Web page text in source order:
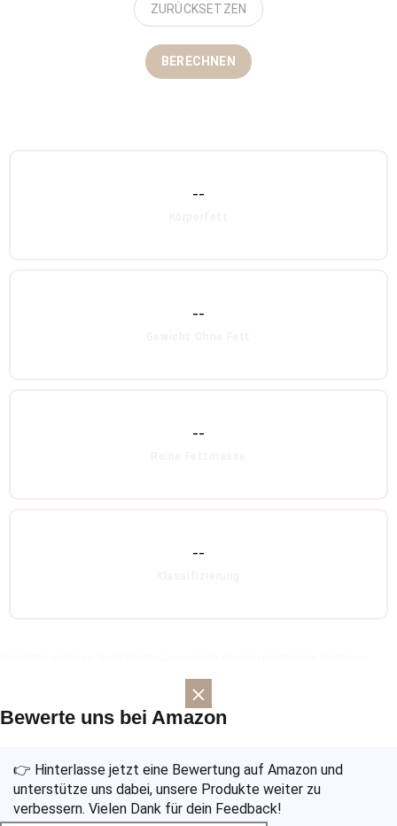
ZURÜCKSETZEN
BERECHNEN
--
--
--
--
Bewerte uns bei Amazon
👉 Hinterlasse jetzt eine Bewertung auf Amazon und
unterstütze uns dabei, unsere Produkte weiter zu
verbessern. Vielen Dank für dein Feedback!